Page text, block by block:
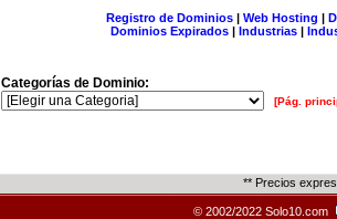
Registro de Dominios| Web Hosting |
Dominios Expirados | Industrias |
Categorías de Dominio:
[Pág.
** Precios
© 2002/2022 Solo10.com